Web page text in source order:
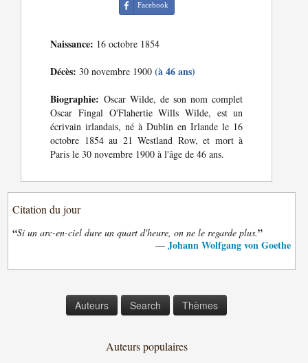
Facebook
Naissance: 16 octobre 1854
Décès: 30 novembre 1900(à 46 ans)
Biographie: Oscar Wilde, de son nom complet
Oscar Fingal O'Flahertie Wills Wilde, est un
écrivain irlandais, né à Dublin en Irlande le 16
octobre 1854 au 21 Westland Row, et mort à
Paris le 30 novembre 1900 à l'âge de 46 ans.
Citation du jour
“Si un arc-en-ciel dure un quart d'heure, on ne le regarde plus.”
— Johann Wolfgang von Goethe
Auteurs Search Thèmes
Auteurs populaires